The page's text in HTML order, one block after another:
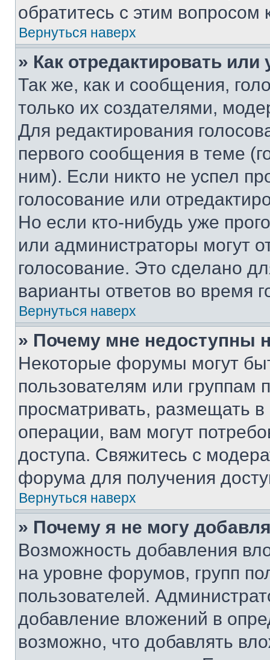
обратитесь с этим вопросом
Вернуться наверх
» Как отредактировать
Так же, как и сообщения,
только их создателями,
Для редактирования
первого сообщения в теме
ним). Если никто не успел
голосование или
Но если кто-нибудь уже
или администраторы могут
голосование. Это сделано
варианты ответов во время
Вернуться наверх
» Почему мне недоступны
Некоторые форумы могут
пользователям или группам
просматривать, размещать
операции, вам могут
доступа. Свяжитесь с
форума для получения
Вернуться наверх
» Почему я не могу
Возможность добавления
на уровне форумов, групп
пользователей.
добавление вложений в
возможно, что добавлять